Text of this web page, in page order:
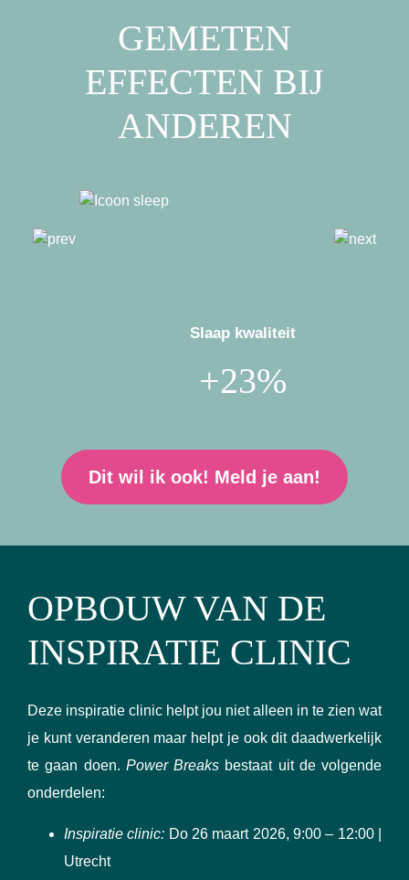
GEMETEN
EFFECTEN BIJ
ANDEREN
Slaap kwaliteit
+23%
Dit wil ik ook! Meld je aan!
OPBOUW VAN DE
INSPIRATIE CLINIC
Deze inspiratie clinic helpt jou niet alleen in te zien wat
je kunt veranderen maar helpt je ook dit daadwerkelijk
te gaan doen. Power Breaks bestaat uit de volgende
onderdelen:
Inspiratie clinic: Do 26 maart 2026, 9:00 – 12:00 |
Utrecht